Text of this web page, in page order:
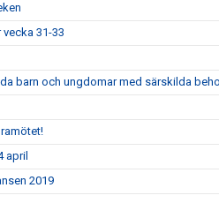
31-33
barn och ungdomar med särskilda
april
2019